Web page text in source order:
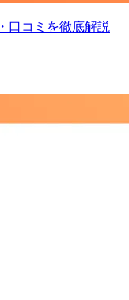
口コミを徹底解説